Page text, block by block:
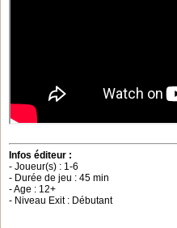
Infos éditeur :
- Joueur(s) : 1-6
- Durée de jeu : 45 min
- Age : 12+
- Niveau Exit : Débutant